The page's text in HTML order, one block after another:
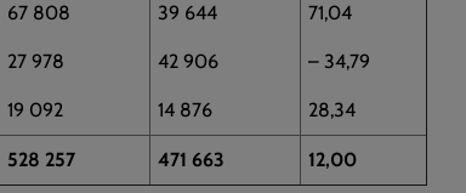
67 808
27 978
19 092
39 644
42 906
14 876
71,04
– 34,79
28,34
528 257 471 663 12,00